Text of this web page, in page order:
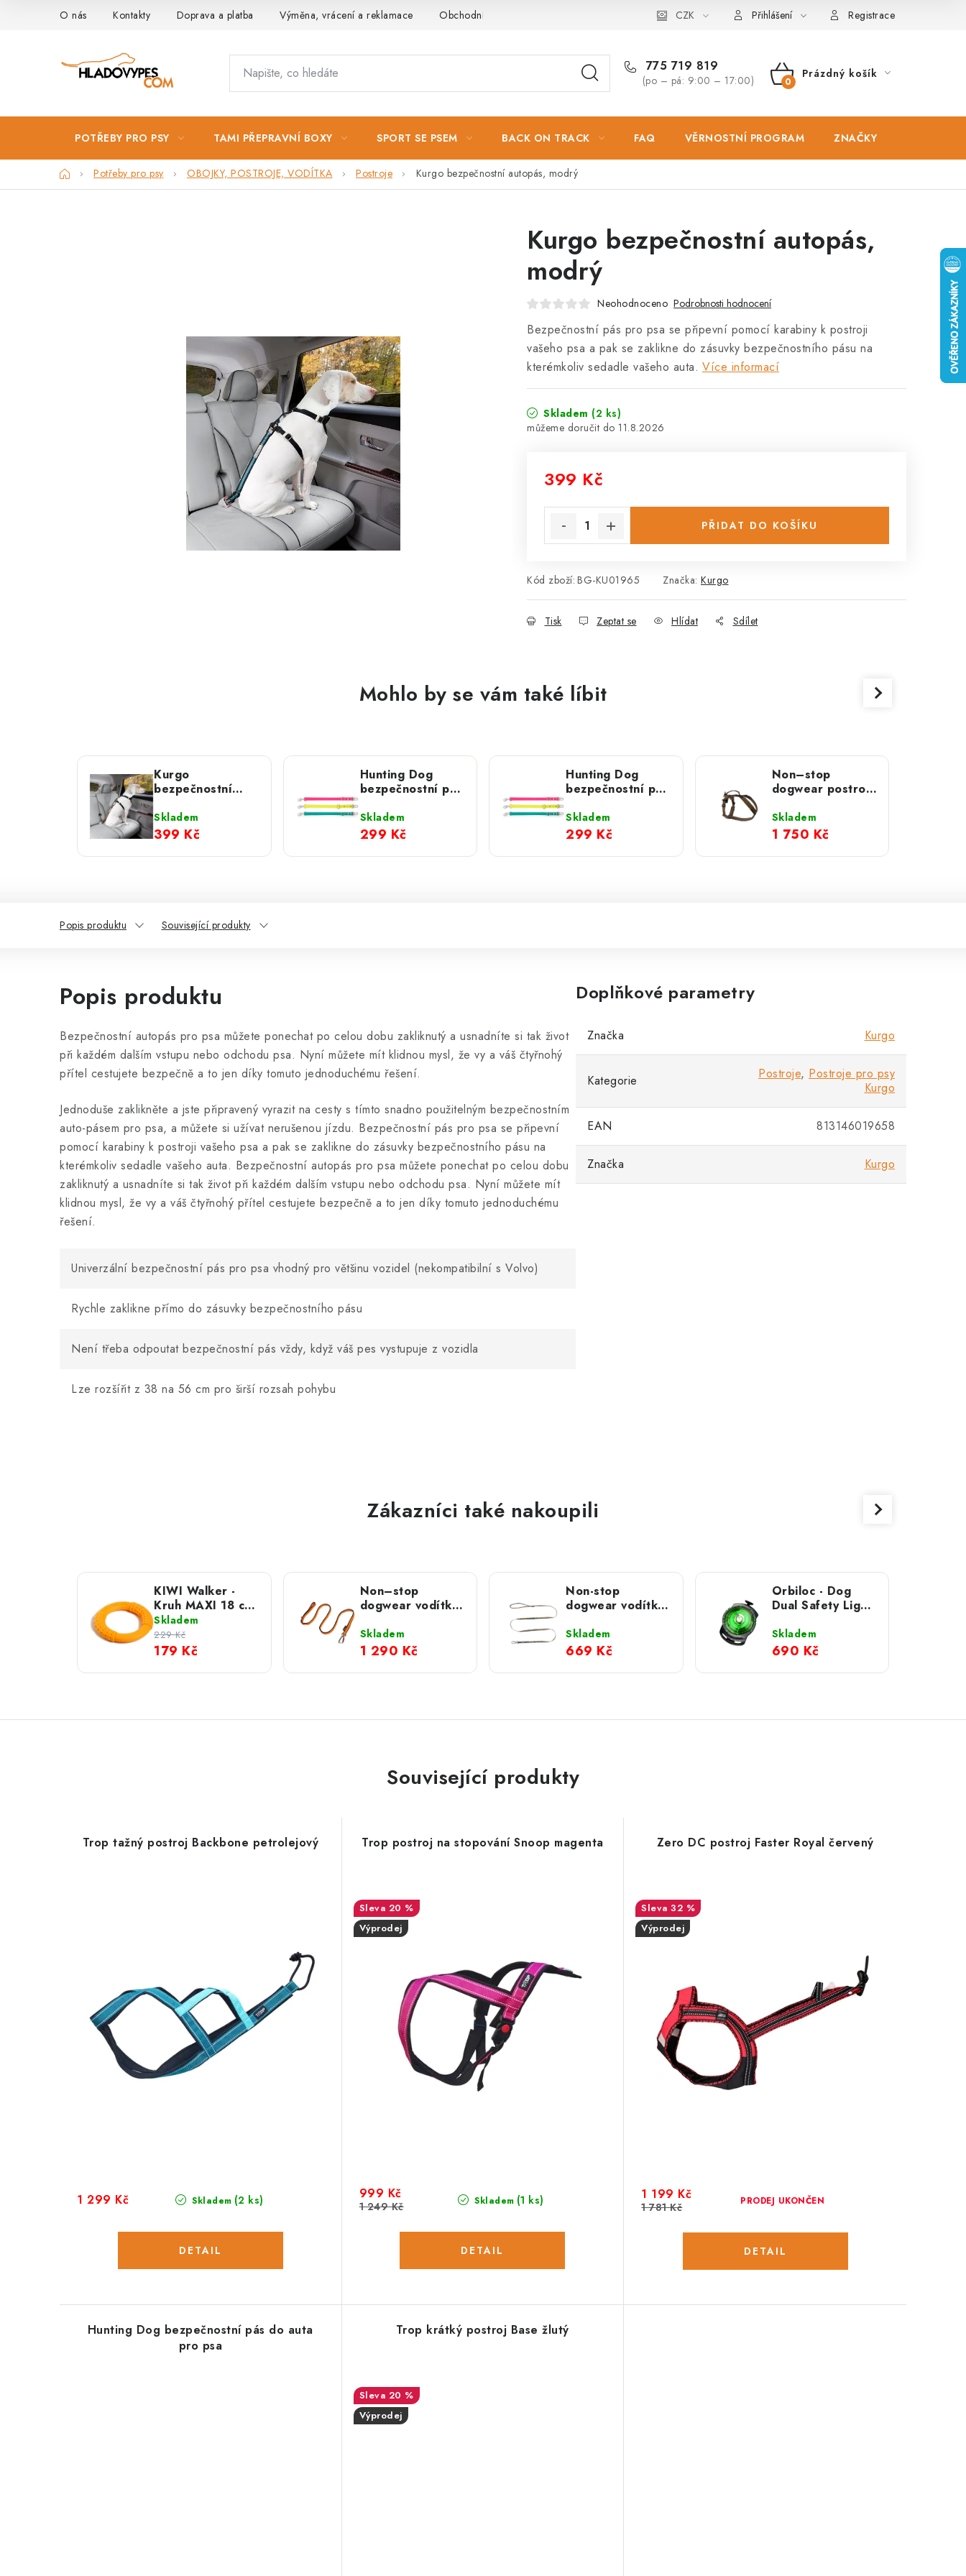
O nás Kontakty Doprava a platba Výměna, vrácení a reklamace Obchodní podmínky Podmínky ochrany osobních údajů Zásady použivání souboru cookies
CZK Přihlášení Registrace
775 719 819
(po – pá: 9:00 – 17:00)
NÁKUPNÍ
Prázdný košík
POTŘEBY PRO PSY TAMI PŘEPRAVNÍ BOXY SPORT SE PSEM BACK ON TRACK FAQ VĚRNOSTNÍ PROGRAM ZNAČKY
DomůPotřeby pro psy OBOJKY, POSTROJE, VODÍTKA Postroje Kurgo bezpečnostní autopás, modrý
Kurgo bezpečnostní autopás,
modrý
Neohodnoceno Podrobnosti hodnocení
Bezpečnostní pás pro psa se připevní pomocí karabiny k postroji
vašeho psa a pak se zaklikne do zásuvky bezpečnostního pásu na
kterémkoliv sedadle vašeho auta. Více informací
Skladem (2 ks)
11.8.2026
399 Kč
PŘIDAT DO KOŠÍKU
Kód zboží: BG-KU01965 Značka: Kurgo
Tisk Zeptat se Hlídat Sdílet
Mohlo by se vám také líbit
Kurgo
bezpečnostní
oranžový
Skladem
399 Kč
Hunting Dog
bezpečnostní pás
hliníkovou
karabinou
Skladem
299 Kč
Hunting Dog
bezpečnostní pás
Skladem
299 Kč
Non–stop
dogwear postroj
olivový
Skladem
1 750 Kč
Popis produktu Související produkty
Popis produktu
Bezpečnostní autopás pro psa můžete ponechat po celou dobu zakliknutý a usnadníte si tak život
při každém dalším vstupu nebo odchodu psa. Nyní můžete mít klidnou mysl, že vy a váš čtyřnohý
přítel cestujete bezpečně a to jen díky tomuto jednoduchému řešení.
Jednoduše zaklikněte a jste připravený vyrazit na cesty s tímto snadno použitelným bezpečnostním
auto-pásem pro psa, a můžete si užívat nerušenou jízdu. Bezpečnostní pás pro psa se připevní
pomocí karabiny k postroji vašeho psa a pak se zaklikne do zásuvky bezpečnostního pásu na
kterémkoliv sedadle vašeho auta. Bezpečnostní autopás pro psa můžete ponechat po celou dobu
zakliknutý a usnadníte si tak život při každém dalším vstupu nebo odchodu psa. Nyní můžete mít
klidnou mysl, že vy a váš čtyřnohý přítel cestujete bezpečně a to jen díky tomuto jednoduchému
řešení.
Univerzální bezpečnostní pás pro psa vhodný pro většinu vozidel (nekompatibilní s Volvo)
Rychle zaklikne přímo do zásuvky bezpečnostního pásu
Není třeba odpoutat bezpečnostní pás vždy, když váš pes vystupuje z vozidla
Lze rozšířit z 38 na 56 cm pro širší rozsah pohybu
Doplňkové parametry
Značka Kurgo
Kategorie Postroje, Postroje pro psy
Kurgo
EAN 813146019658
Značka Kurgo
Zákazníci také nakoupili
KIWI Walker -
Kruh MAXI 18 cm;
Oranžová
Skladem
179 Kč
229 Kč
Non–stop
dogwear vodítko
Bungee oranžové
Skladem
1 290 Kč
Non-stop
dogwear vodítko
Rachel Pohl
modré
Skladem
669 Kč
Orbiloc - Dog
Dual Safety Light;
Skladem
690 Kč
Související produkty
Trop tažný postroj Backbone petrolejový
Skladem (2 ks)
1 299 Kč
Trop postroj na stopování Snoop magenta
20 %
Výprodej
Skladem (1 ks)
999 Kč
1 249 Kč
Zero DC postroj Faster Royal červený
32 %
Výprodej
PRODEJ UKONČEN
1 199 Kč
1 781 Kč
Hunting Dog bezpečnostní pás do auta
pro psa
Trop krátký postroj Base žlutý
20 %
Výprodej